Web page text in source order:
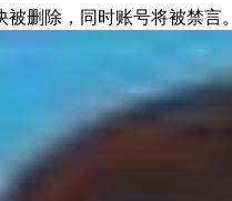
删除，同时账号将被禁言。